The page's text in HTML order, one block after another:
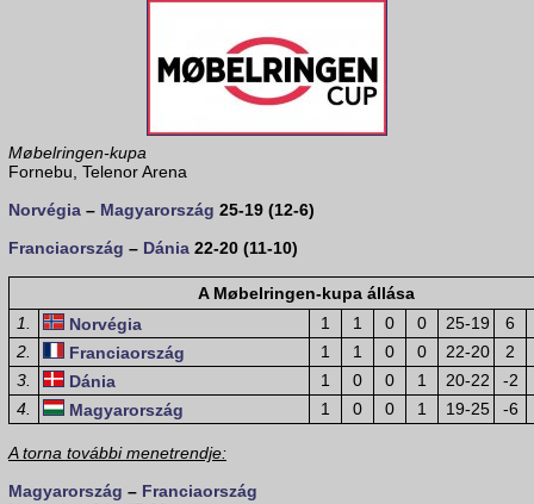
Møbelringen-kupa
Fornebu, Telenor Arena
Norvégia – Magyarország 25-19 (12-6)
Franciaország – Dánia 22-20 (11-10)
A Møbelringen-kupa állása
1.
Norvégia 1 1 0 0 25-19
6
2.
Franciaország 1 1 0 0 22-20
2
3.
Dánia 1 0 0 1 20-22
-2
4.
Magyarország 1 0 0 1 19-25 -6
A torna további menetrendje:
Magyarország – Franciaország